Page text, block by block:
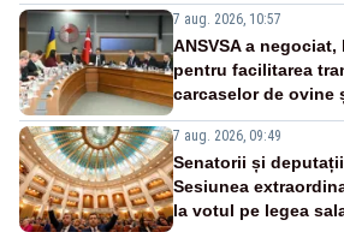
7 aug. 2026, 10:57
ANSVSA a
pentru facilitarea
carcaselor de ovine
7 aug. 2026, 09:49
Senatorii și
Sesiunea
la votul pe legea